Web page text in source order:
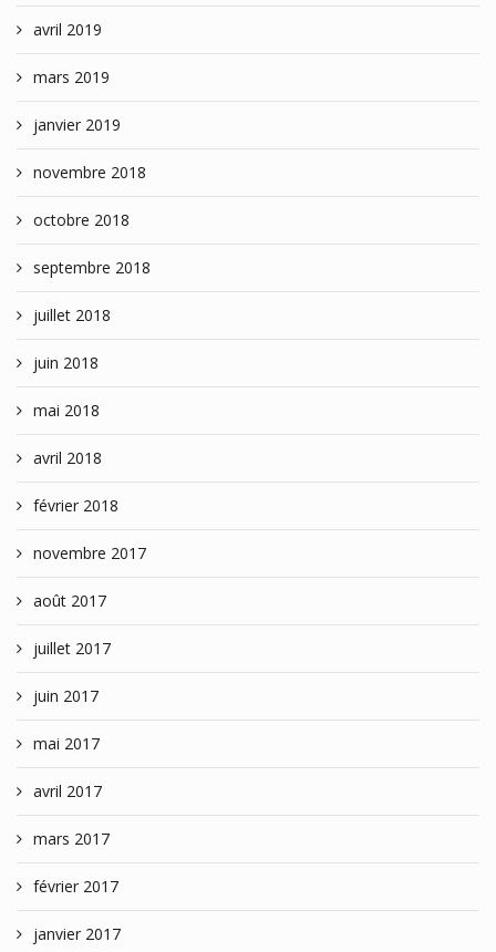
avril 2019
mars 2019
janvier 2019
novembre 2018
octobre 2018
septembre 2018
juillet 2018
juin 2018
mai 2018
avril 2018
février 2018
novembre 2017
août 2017
juillet 2017
juin 2017
mai 2017
avril 2017
mars 2017
février 2017
janvier 2017